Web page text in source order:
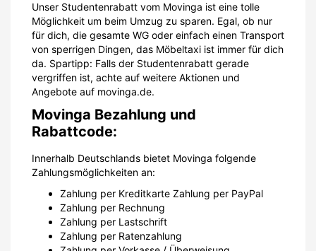
Unser Studentenrabatt vom Movinga ist eine tolle
Möglichkeit um beim Umzug zu sparen. Egal, ob nur
für dich, die gesamte WG oder einfach einen Transport
von sperrigen Dingen, das Möbeltaxi ist immer für dich
da. Spartipp: Falls der Studentenrabatt gerade
vergriffen ist, achte auf weitere Aktionen und
Angebote auf movinga.de.
Movinga Bezahlung und
Rabattcode:
Innerhalb Deutschlands bietet Movinga folgende
Zahlungsmöglichkeiten an:
Zahlung per Kreditkarte Zahlung per PayPal
Zahlung per Rechnung
Zahlung per Lastschrift
Zahlung per Ratenzahlung